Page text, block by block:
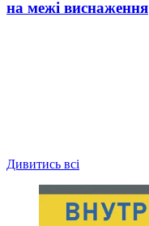
на межі виснаження
Дивитись всі